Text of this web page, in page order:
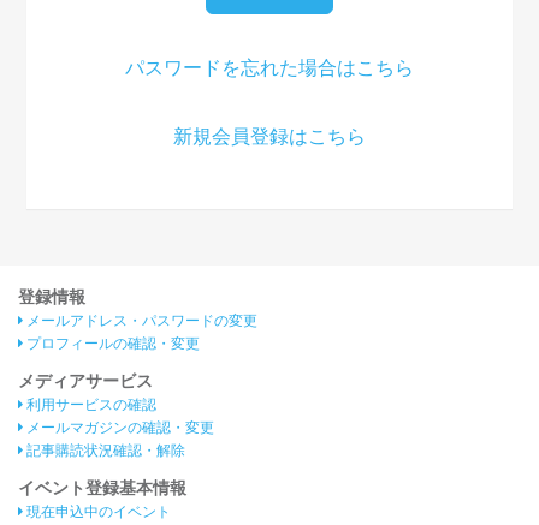
パスワードを忘れた場合はこちら
新規会員登録はこちら
登録情報
メールアドレス・パスワードの変更
プロフィールの確認・変更
メディアサービス
利用サービスの確認
メールマガジンの確認・変更
記事購読状況確認・解除
イベント登録基本情報
現在申込中のイベント